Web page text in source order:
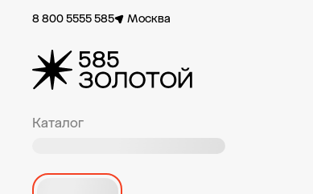
8 800 5555 585 Москва
Каталог